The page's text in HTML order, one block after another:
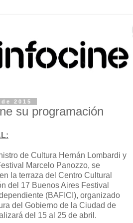
2015
su programación
de Cultura Hernán Lombardi y
Marcelo Panozzo, se
la terraza del Centro Cultural
del 17 Buenos Aires Festival
(BAFICI), organizado
del Gobierno de la Ciudad de
del 15 al 25 de abril.